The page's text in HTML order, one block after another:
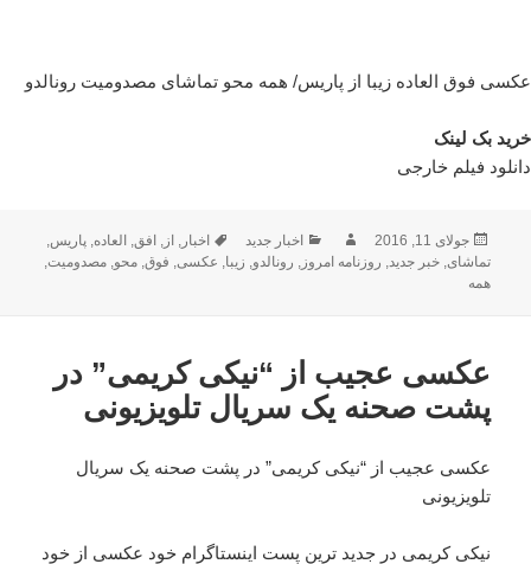
عکسی فوق العاده زیبا از پاریس/ همه محو تماشای مصدومیت رونالدو
خرید بک لینک
دانلود فیلم خارجی
ارسال
شده
در
جولای 11, 2016 نویسندهدسته‌ها
اخبار جدید برچسب‌ها
اخبار, از, افق, العاده,پاریس,
تماشای,خبر جدید, روزنامه امروز, رونالدو, زیبا, عکسی, فوق,محو,مصدومیت,
همه
عکسی عجیب از “نیکی کریمی” در
پشت صحنه یک سریال تلویزیونی
عکسی عجیب از “نیکی کریمی” در پشت صحنه یک سریال
تلویزیونی
نیکی کریمی در جدید ترین پست اینستاگرام خود عکسی از خود